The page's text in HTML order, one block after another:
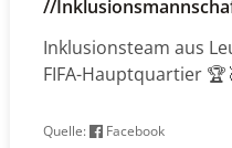
//
Inklusionsteam aus
FIFA-Hauptquartier
Quelle: Facebook